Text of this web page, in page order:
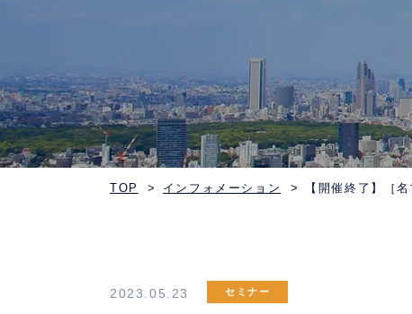
TOP インフォメーション 【開催終了】［
2023.05.23 セミナー